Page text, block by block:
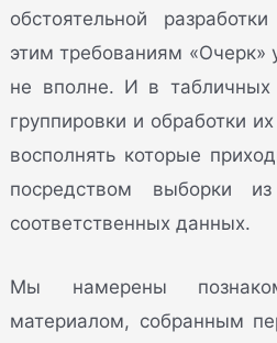
обстоятельной
этим требованиям «Очерк»
не вполне. И в
группировки и обработки
восполнять которые
посредством выборки
соответственных данных.
Мы намерены
материалом, собранным